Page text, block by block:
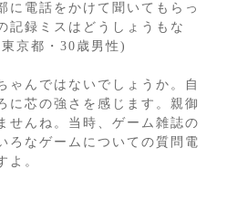
に電話をかけて聞いてもらっ
記録ミスはどうしょうもな
京都・30歳男性)
ゃんではないでしょうか。自
に芯の強さを感じます。親御
せんね。当時、ゲーム雑誌の
ろなゲームについての質問電
よ。